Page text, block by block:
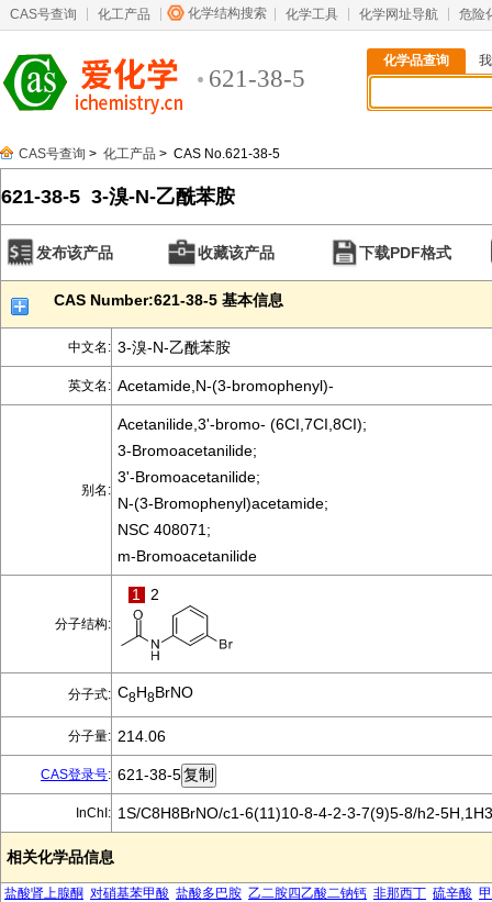
CAS号查询 化工产品 化学结构搜索 化学工具 化学网址导航 危险
621-38-5
化学品查询
CAS号查询 > 化工产品 > CAS No.621-38-5
621-38-5 3-溴-N-乙酰苯胺
发布该产品 收藏该产品 下载PDF格式
CAS Number:621-38-5 基本信息
中文名: 3-溴-N-乙酰苯胺
英文名: Acetamide,N-(3-bromophenyl)-
别名:
Acetanilide,3'-bromo- (6CI,7CI,8CI);
3-Bromoacetanilide;
3'-Bromoacetanilide;
N-(3-Bromophenyl)acetamide;
NSC 408071;
m-Bromoacetanilide
分子结构:
1 2
分子式: C8H8BrNO
分子量: 214.06
CAS登录号: 621-38-5
InChI: 1S/C8H8BrNO/c1-6(11)10-8-4-2-3-7(9)5-8/h2-
相关化学品信息
盐酸肾上腺酮 对硝基苯甲酸 盐酸多巴胺 乙二胺四乙酸二钠钙 非那西丁 硫辛酸